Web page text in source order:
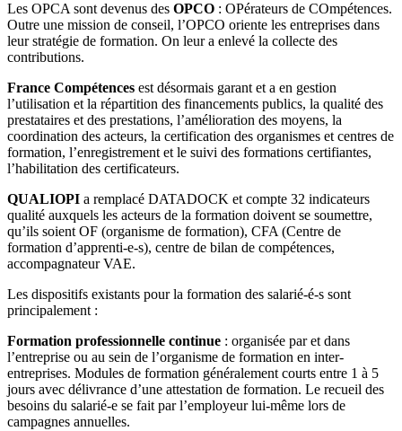
Les OPCA sont devenus des OPCO : OPérateurs de COmpétences.
Outre une mission de conseil, l’OPCO oriente les entreprises dans
leur stratégie de formation. On leur a enlevé la collecte des
contributions.
France Compétences est désormais garant et a en gestion
l’utilisation et la répartition des financements publics, la qualité des
prestataires et des prestations, l’amélioration des moyens, la
coordination des acteurs, la certification des organismes et centres de
formation, l’enregistrement et le suivi des formations certifiantes,
l’habilitation des certificateurs.
QUALIOPI a remplacé DATADOCK et compte 32 indicateurs
qualité auxquels les acteurs de la formation doivent se soumettre,
qu’ils soient OF (organisme de formation), CFA (Centre de
formation d’apprenti-e-s), centre de bilan de compétences,
accompagnateur VAE.
Les dispositifs existants pour la formation des salarié-é-s sont
principalement :
Formation professionnelle continue : organisée par et dans
l’entreprise ou au sein de l’organisme de formation en inter-
entreprises. Modules de formation généralement courts entre 1 à 5
jours avec délivrance d’une attestation de formation. Le recueil des
besoins du salarié-e se fait par l’employeur lui-même lors de
campagnes annuelles.